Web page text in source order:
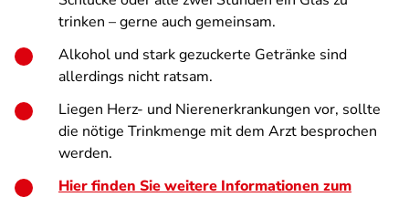
trinken – gerne auch gemeinsam.
Alkohol und stark gezuckerte Getränke sind
allerdings nicht ratsam.
Liegen Herz- und Nierenerkrankungen vor, sollte
die nötige Trinkmenge mit dem Arzt besprochen
werden.
Hier finden Sie weitere Informationen zum